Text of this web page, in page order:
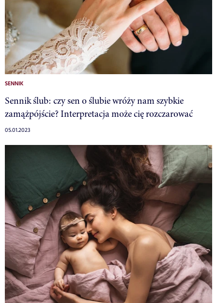
SENNIK
Sennik ślub: czy sen o ślubie wróży nam szybkie
zamążpójście? Interpretacja może cię rozczarować
05.01.2023